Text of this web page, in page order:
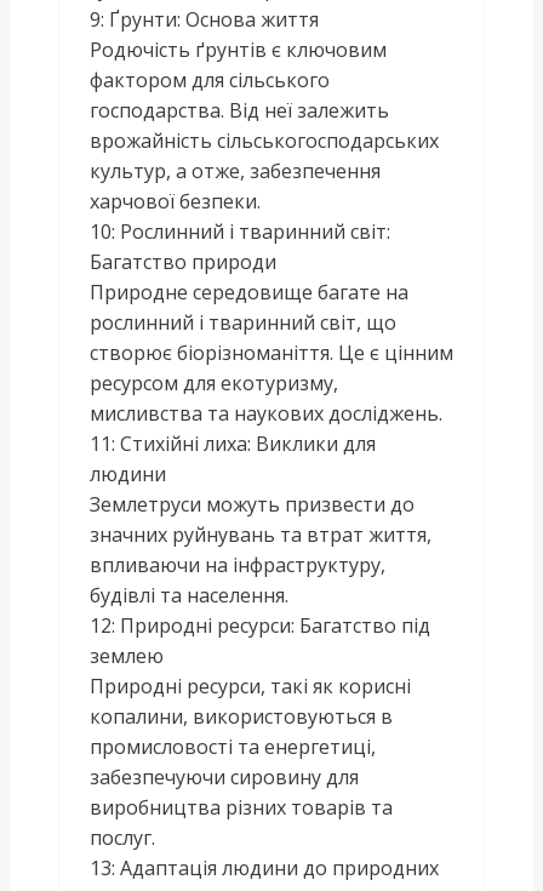
9: Ґрунти: Основа життя
Родючість ґрунтів є ключовим
фактором для сільського
господарства. Від неї залежить
врожайність сільськогосподарських
культур, а отже, забезпечення
харчової безпеки.
10: Рослинний і тваринний світ:
Багатство природи
Природне середовище багате на
рослинний і тваринний світ, що
створює біорізноманіття. Це є цінним
ресурсом для екотуризму,
мисливства та наукових досліджень.
11: Стихійні лиха: Виклики для
людини
Землетруси можуть призвести до
значних руйнувань та втрат життя,
впливаючи на інфраструктуру,
будівлі та населення.
12: Природні ресурси: Багатство під
землею
Природні ресурси, такі як корисні
копалини, використовуються в
промисловості та енергетиці,
забезпечуючи сировину для
виробництва різних товарів та
послуг.
13: Адаптація людини до природних